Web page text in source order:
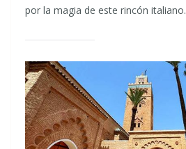
por la magia de este rincón italiano.